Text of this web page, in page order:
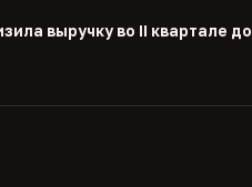
выручку во II квартале до